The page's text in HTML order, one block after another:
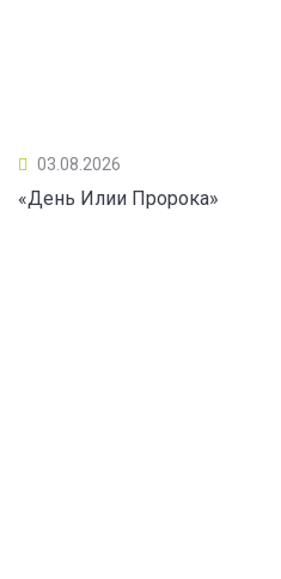
03.08.2026
«День Илии Пророка»